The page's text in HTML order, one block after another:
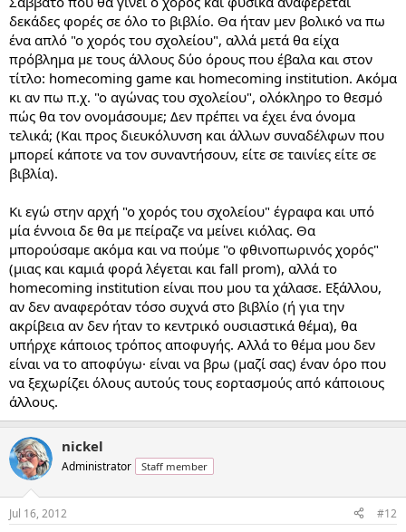
δεκάδες φορές σε όλο το βιβλίο. Θα ήταν μεν βολικό να πω
ένα απλό "ο χορός του σχολείου", αλλά μετά θα είχα
πρόβλημα με τους άλλους δύο όρους που έβαλα και στον
τίτλο: homecoming game και homecoming institution. Ακόμα
κι αν πω π.χ. "ο αγώνας του σχολείου", ολόκληρο το θεσμό
πώς θα τον ονομάσουμε; Δεν πρέπει να έχει ένα όνομα
τελικά; (Και προς διευκόλυνση και άλλων συναδέλφων που
μπορεί κάποτε να τον συναντήσουν, είτε σε ταινίες είτε σε
βιβλία).
Κι εγώ στην αρχή "ο χορός του σχολείου" έγραφα και υπό
μία έννοια δε θα με πείραζε να μείνει κιόλας. Θα
μπορούσαμε ακόμα και να πούμε "ο φθινοπωρινός χορός"
(μιας και καμιά φορά λέγεται και fall prom), αλλά το
homecoming institution είναι που μου τα χάλασε. Εξάλλου,
αν δεν αναφερόταν τόσο συχνά στο βιβλίο (ή για την
ακρίβεια αν δεν ήταν το κεντρικό ουσιαστικά θέμα), θα
υπήρχε κάποιος τρόπος αποφυγής. Αλλά το θέμα μου δεν
είναι να το αποφύγω· είναι να βρω (μαζί σας) έναν όρο που
να ξεχωρίζει όλους αυτούς τους εορτασμούς από κάποιους
άλλους.
nickel
Administrator Staff member
Jul 16, 2012 #12